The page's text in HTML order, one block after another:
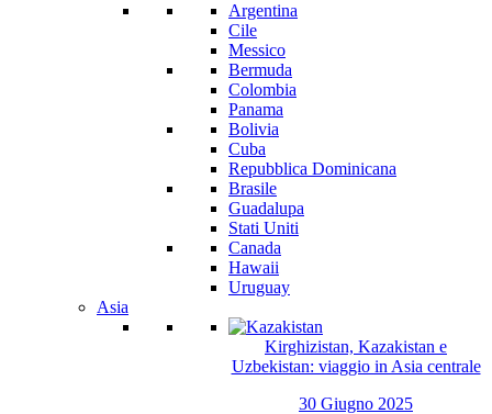
Argentina
Cile
Messico
Bermuda
Colombia
Panama
Bolivia
Cuba
Repubblica Dominicana
Brasile
Guadalupa
Stati Uniti
Canada
Hawaii
Uruguay
Asia
Kirghizistan, Kazakistan e
Uzbekistan: viaggio in Asia centrale
30 Giugno 2025